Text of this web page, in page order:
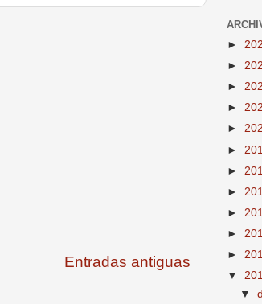
Entradas antiguas
►
►
►
►
►
►
►
►
►
►
►
▼
▼